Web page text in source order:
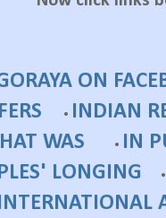
ON
• INDIAN
WAS •
IN
LONGING •
INTERNATIONAL